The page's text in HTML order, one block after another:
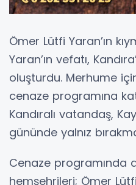
Ömer Lütfi Yaran’ın
Yaran’ın vefatı,
oluşturdu. Merhume
cenaze programına
Kandıralı vatandaş,
gününde yalnız
Cenaze programında
hemşehrileri; Ömer